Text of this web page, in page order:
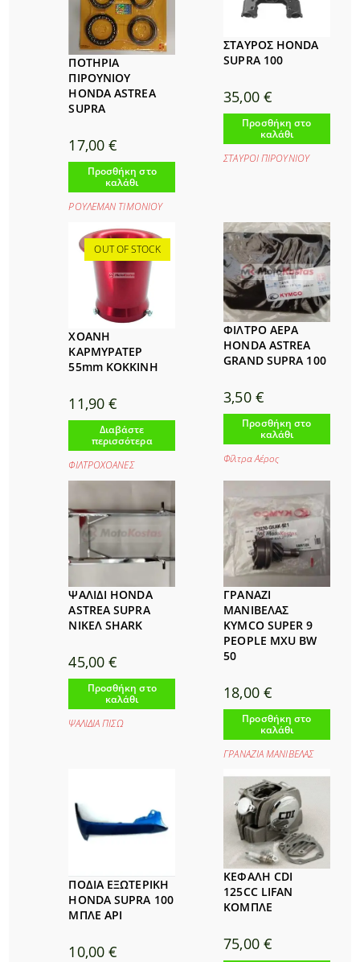
ΠΟΤΗΡΙΑ
ΠΙΡΟΥΝΙΟΥ
HONDA ASTREA
SUPRA
17,00€
Προσθήκη στο
καλάθι
ΡΟΥΛΕΜΑΝ ΤΙΜΟΝΙΟΥ
ΣΤΑΥΡΟΣ HONDA
SUPRA 100
35,00 €
Προσθήκη στο
καλάθι
ΣΤΑΥΡΟΙ ΠΙΡΟΥΝΙΟΥ
OUT OF STOCK
ΧΟΑΝΗ
ΚΑΡΜΥΡΑΤΕΡ
55mm ΚΟΚΚΙΝΗ
11,90€
Διαβάστε
περισσότερα
ΦΙΛΤΡΟΧΟΑΝΕΣ
ΦΙΛΤΡΟ ΑΕΡΑ
HONDA ASTREA
GRAND SUPRA 100
3,50 €
Προσθήκη στο
καλάθι
Φίλτρα Αέρος
ΨΑΛΙΔΙ HONDA
ASTREA SUPRA
ΝΙΚΕΛ SHARK
45,00€
Προσθήκη στο
καλάθι
ΨΑΛΙΔΙΑ ΠΙΣΩ
ΓΡΑΝΑΖΙ
ΜΑΝΙΒΕΛΑΣ
KYMCO SUPER 9
PEOPLE MXU BW
50
18,00 €
Προσθήκη στο
καλάθι
ΓΡΑΝΑΖΙΑ ΜΑΝΙΒΕΛΑΣ
ΠΟΔΙΑ ΕΞΩΤΕΡΙΚΗ
HONDA SUPRA 100
ΜΠΛΕ ΑΡΙ
10,00€
ΚΕΦΑΛΗ CDI
125CC LIFAN
ΚΟΜΠΛΕ
75,00 €